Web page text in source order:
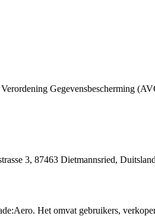
Gegevensbescherming
3, 87463 Dietmannsried,
Het omvat gebruikers,